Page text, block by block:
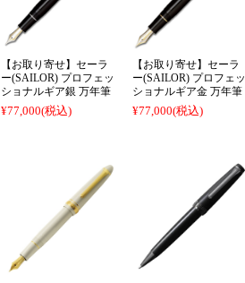
【お取り寄せ】セーラ
ー(SAILOR) プロフェッ
ショナルギア銀 万年筆
¥77,000(税込)
【お取り寄せ】セーラ
ー(SAILOR) プロフェッ
ショナルギア金 万年筆
¥77,000(税込)